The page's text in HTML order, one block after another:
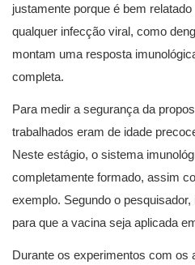
justamente porque é bem
qualquer infecção viral, como
montam uma resposta
completa.
Para medir a segurança da
trabalhados eram de idade
Neste estágio, o sistema
completamente formado, assim
exemplo. Segundo o
para que a vacina seja aplicada
Durante os experimentos com os